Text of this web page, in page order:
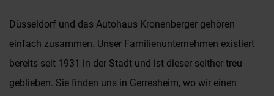
Düsseldorf und das Autohaus Kronenberger gehören
einfach zusammen. Unser Familienunternehmen existiert
bereits seit 1931 in der Stadt und ist dieser seither treu
geblieben. Sie finden uns in Gerresheim, wo wir einen